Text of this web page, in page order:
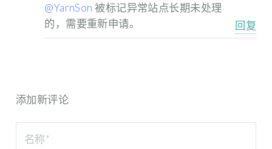
@YarnSon 被标记异常站点长期未处理
的，需要重新申请。
回复
添加新评论